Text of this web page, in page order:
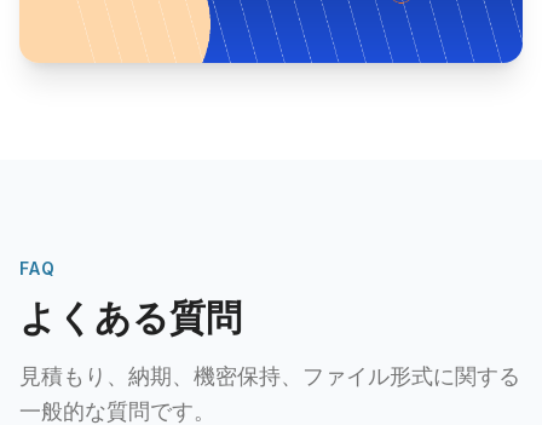
FAQ
よくある質問
見積もり、納期、機密保持、ファイル形式に関する
一般的な質問です。